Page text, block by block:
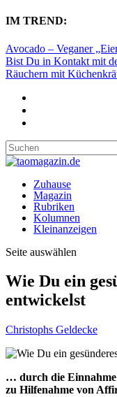
IM TREND:
Avocado – Veganer
Bist Du in Kontakt mit
Räuchern mit
Zuhause
Magazin
Rubriken
Kolumnen
Kleinanzeigen
Seite auswählen
Wie Du ein
entwickelst
Christophs Geldecke
… durch die Einnahme
zu Hilfenahme von